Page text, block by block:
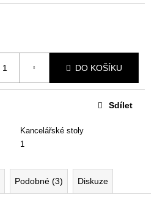
DO KOŠÍKU
Kancelářské stoly
1
Sdílet
Podobné (3) Diskuze